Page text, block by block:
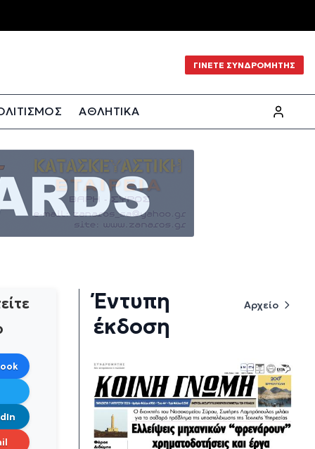
ΓΙΝΕΤΕ ΣΥΝΔΡΟΜΗΤΗΣ
ΑΘΛΗΤΙΚΑ
Έντυπη
έκδοση
Αρχείο